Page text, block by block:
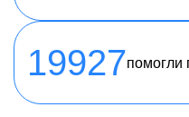
19927помогли